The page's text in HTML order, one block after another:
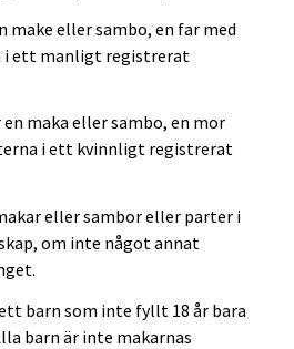
make eller sambo, en far med
i ett manligt registrerat
maka eller sambo, en mor
i ett kvinnligt registrerat
eller sambor eller parter i
om inte något annat
barn som inte fyllt 18 år bara
barn är inte makarnas